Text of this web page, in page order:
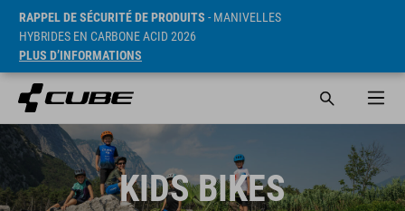
RAPPEL DE SÉCURITÉ DE PRODUITS - MANIVELLES
HYBRIDES EN CARBONE ACID 2026
PLUS D’INFORMATIONS
KIDS BIKES